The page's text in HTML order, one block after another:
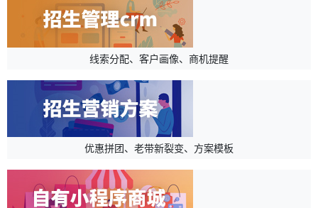
线索分配、客户画像、商机提醒
优惠拼团、老带新裂变、方案模板